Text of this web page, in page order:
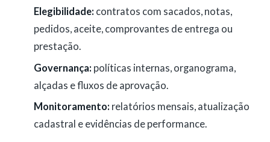
Elegibilidade: contratos com sacados, notas,
pedidos, aceite, comprovantes de entrega ou
prestação.
Governança: políticas internas, organograma,
alçadas e fluxos de aprovação.
Monitoramento: relatórios mensais, atualização
cadastral e evidências de performance.